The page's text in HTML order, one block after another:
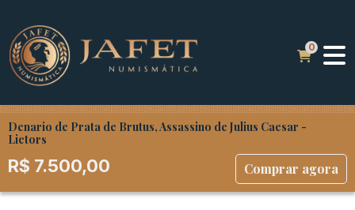
Denario de Prata de Brutus, Assassino de Julius Caesar -
Lictors
R$ 7.500,00 Comprar agora